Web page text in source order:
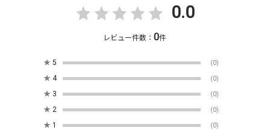
0.0
レビュー件数：0件
★ 5 (0)
★ 4 (0)
★ 3 (0)
★ 2 (0)
★ 1 (0)